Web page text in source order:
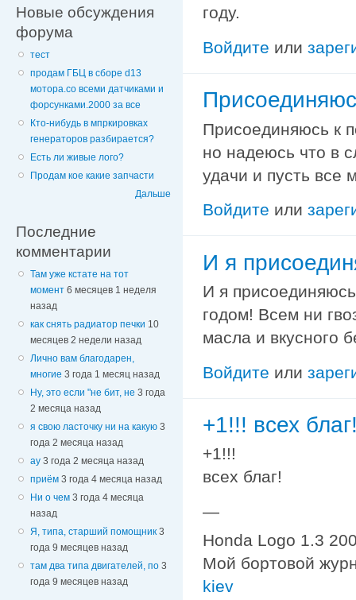
Новые обсуждения
форума
тест
продам ГБЦ в сборе d13
мотора.со всеми датчиками и
форсунками.2000 за все
Кто-нибудь в мпркировках
генераторов разбирается?
Есть ли живые лого?
Продам кое какие запчасти
Дальше
Последние
комментарии
Там уже кстате на тот
момент 6 месяцев 1 неделя
назад
как снять радиатор печки 10
месяцев 2 недели назад
Лично вам благодарен,
многие 3 года 1 месяц назад
Ну, это если "не бит, не 3 года
2 месяца назад
я свою ласточку ни на какую 3
года 2 месяца назад
ау 3 года 2 месяца назад
приём 3 года 4 месяца назад
Ни о чем 3 года 4 месяца
назад
Я, типа, старший помощник 3
года 9 месяцев назад
там два типа двигателей, по 3
года 9 месяцев назад
году.
Войдите или
Присоединяюсь к
но надеюсь что в
удачи и пусть все
Войдите или
И я
И я
годом! Всем ни
масла и вкусного
Войдите или
+1!!! всех
+1!!!
всех благ!
—
Honda Logo 1.3
Мой бортовой
kiev